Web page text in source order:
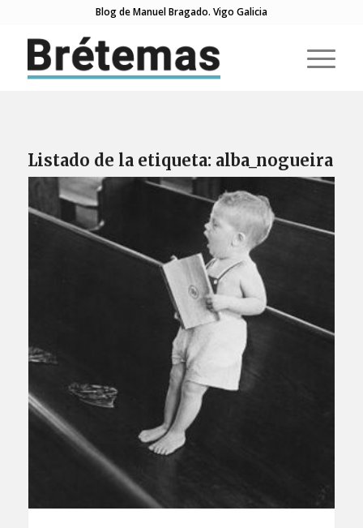
Blog de Manuel Bragado. Vigo Galicia
Listado de la etiqueta: alba_nogueira